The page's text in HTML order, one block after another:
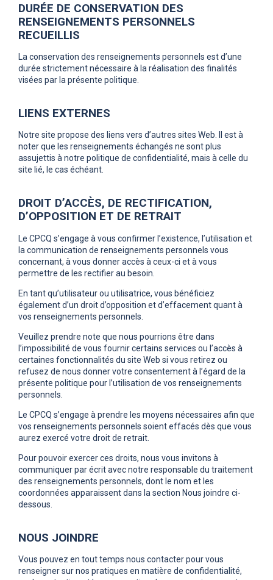
DURÉE DE CONSERVATION DES
RENSEIGNEMENTS PERSONNELS
RECUEILLIS
La conservation des renseignements personnels est d’une
durée strictement nécessaire à la réalisation des finalités
visées par la présente politique.
LIENS EXTERNES
Notre site propose des liens vers d’autres sites Web. Il est à
noter que les renseignements échangés ne sont plus
assujettis à notre politique de confidentialité, mais à celle du
site lié, le cas échéant.
DROIT D’ACCÈS, DE RECTIFICATION,
D’OPPOSITION ET DE RETRAIT
Le CPCQ s’engage à vous confirmer l’existence, l’utilisation et
la communication de renseignements personnels vous
concernant, à vous donner accès à ceux-ci et à vous
permettre de les rectifier au besoin.
En tant qu’utilisateur ou utilisatrice, vous bénéficiez
également d’un droit d’opposition et d’effacement quant à
vos renseignements personnels.
Veuillez prendre note que nous pourrions être dans
l’impossibilité de vous fournir certains services ou l’accès à
certaines fonctionnalités du site Web si vous retirez ou
refusez de nous donner votre consentement à l’égard de la
présente politique pour l’utilisation de vos renseignements
personnels.
Le CPCQ s’engage à prendre les moyens nécessaires afin que
vos renseignements personnels soient effacés dès que vous
aurez exercé votre droit de retrait.
Pour pouvoir exercer ces droits, nous vous invitons à
communiquer par écrit avec notre responsable du traitement
des renseignements personnels, dont le nom et les
coordonnées apparaissent dans la section Nous joindre ci-
dessous.
NOUS JOINDRE
Vous pouvez en tout temps nous contacter pour vous
renseigner sur nos pratiques en matière de confidentialité,